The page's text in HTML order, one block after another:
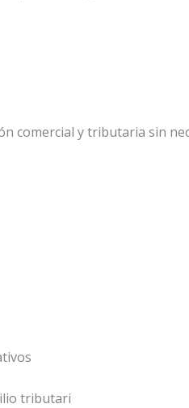
comercial y tributaria sin
tributari